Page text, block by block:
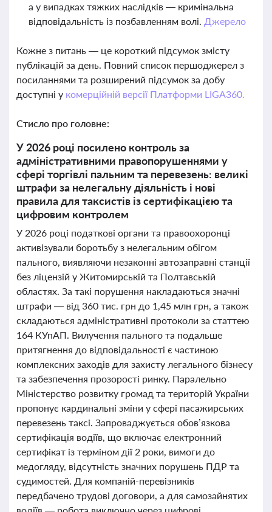
а у випадках тяжких наслідків — кримінальна
відповідальність із позбавленням волі. Джерело
Кожне з питань — це короткий підсумок змісту
публікацій за день. Повний список першоджерел з
посиланнями та розширений підсумок за добу
доступні у комерційній версії Платформи LIGA360.
Стисло про головне:
У 2026 році посилено контроль за
адміністративними правопорушеннями у
сфері торгівлі пальним та перевезень: великі
штрафи за нелегальну діяльність і нові
правила для таксистів із сертифікацією та
цифровим контролем
У 2026 році податкові органи та правоохоронці
активізували боротьбу з нелегальним обігом
пального, виявляючи незаконні автозаправні станції
без ліцензій у Житомирській та Полтавській
областях. За такі порушення накладаються значні
штрафи — від 360 тис. грн до 1,45 млн грн, а також
складаються адміністративні протоколи за статтею
164 КУпАП. Вилучення пального та подальше
притягнення до відповідальності є частиною
комплексних заходів для захисту легального бізнесу
та забезпечення прозорості ринку. Паралельно
Міністерство розвитку громад та територій України
пропонує кардинальні зміни у сфері пасажирських
перевезень таксі. Запроваджується обов’язкова
сертифікація водіїв, що включає електронний
сертифікат із терміном дії 2 роки, вимоги до
медогляду, відсутність значних порушень ПДР та
судимостей. Для компаній-перевізників
передбачено трудові договори, а для самозайнятих